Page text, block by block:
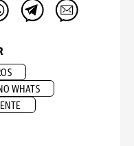
WHATS